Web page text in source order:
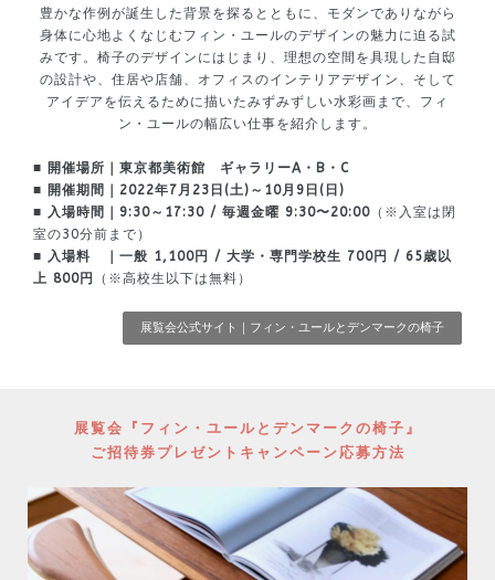
豊かな作例が誕生した背景を探るとともに、モダンでありながら
身体に心地よくなじむフィン・ユールのデザインの魅力に迫る試
みです。椅子のデザインにはじまり、理想の空間を具現した自邸
の設計や、住居や店舗、オフィスのインテリアデザイン、そして
アイデアを伝えるために描いたみずみずしい水彩画まで、フィ
ン・ユールの幅広い仕事を紹介します。
■ 開催場所｜東京都美術館 ギャラリーA・B・C
■ 開催期間｜2022年7月23日(土)～10月9日(日)
■ 入場時間｜9:30～17:30 / 毎週金曜 9:30〜20:00 （※入室は閉
室の30分前まで）
■ 入場料 ｜一般 1,100円 / 大学・専門学校生 700円 / 65歳以
上 800円
（※高校生以下は無料）
展覧会公式サイト｜フィン・ユールとデンマークの椅子
展覧会『フィン・ユールとデンマークの椅子』
ご招待券プレゼントキャンペーン応募方法